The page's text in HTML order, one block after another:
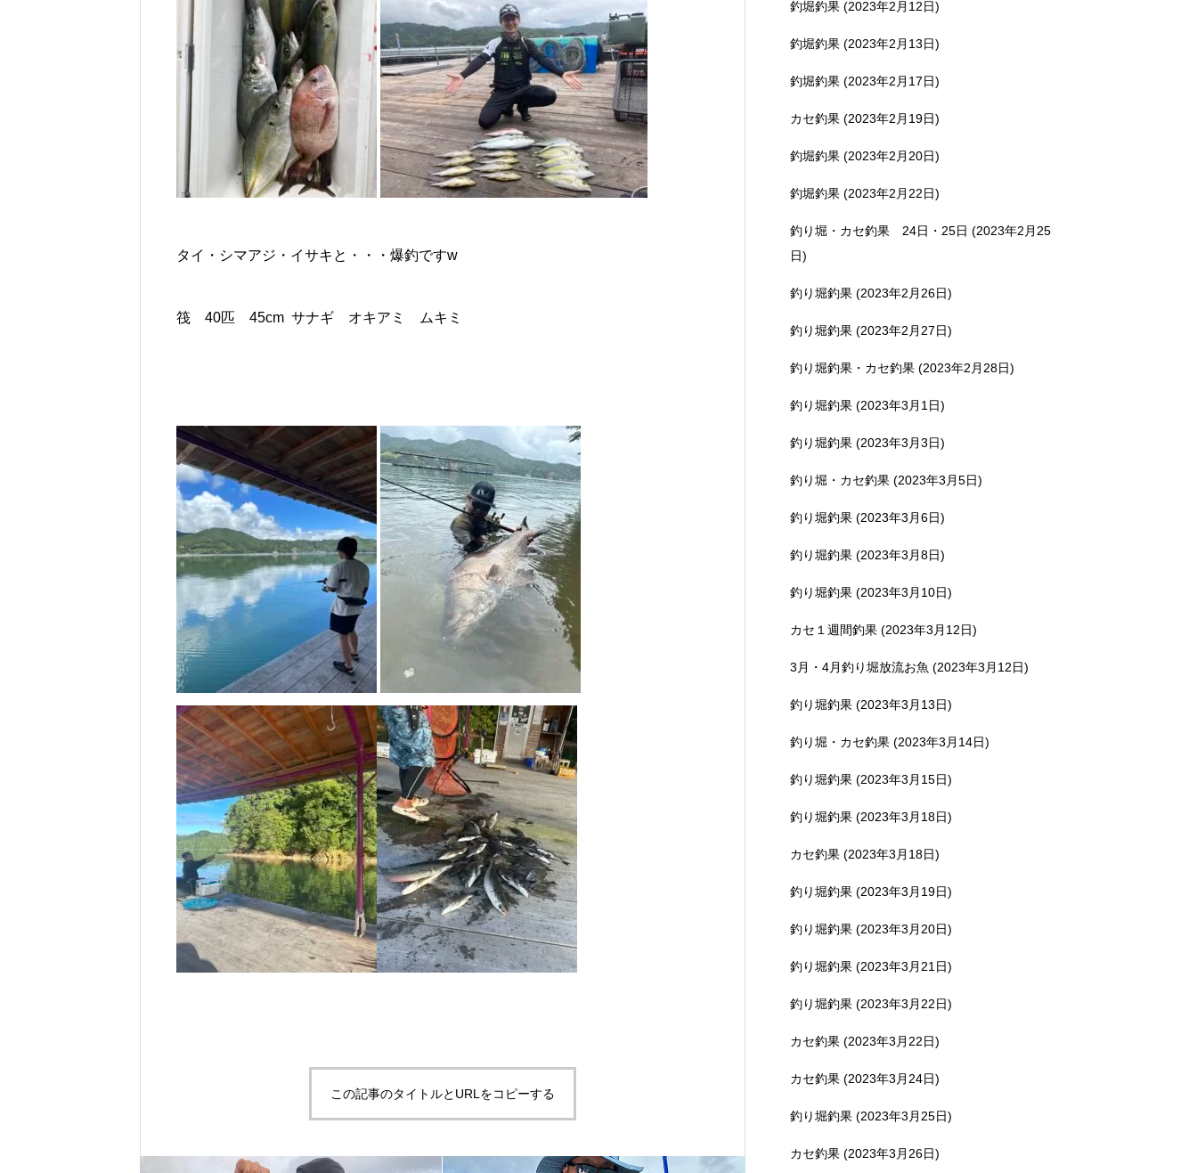
タイ・シマアジ・イサキと・・・爆釣ですw
筏 40匹 45cm サナギ オキアミ ムキミ
この記事のタイトルとURLをコピーする
釣堀釣果 (2023年2月12日)
釣堀釣果 (2023年2月13日)
釣堀釣果 (2023年2月17日)
カセ釣果 (2023年2月19日)
釣堀釣果 (2023年2月20日)
釣堀釣果 (2023年2月22日)
釣り堀・カセ釣果 24日・25日 (2023年2月25
日)
釣り堀釣果 (2023年2月26日)
釣り堀釣果 (2023年2月27日)
釣り堀釣果・カセ釣果 (2023年2月28日)
釣り堀釣果 (2023年3月1日)
釣り堀釣果 (2023年3月3日)
釣り堀・カセ釣果 (2023年3月5日)
釣り堀釣果 (2023年3月6日)
釣り堀釣果 (2023年3月8日)
釣り堀釣果 (2023年3月10日)
カセ１週間釣果 (2023年3月12日)
3月・4月釣り堀放流お魚 (2023年3月12日)
釣り堀釣果 (2023年3月13日)
釣り堀・カセ釣果 (2023年3月14日)
釣り堀釣果 (2023年3月15日)
釣り堀釣果 (2023年3月18日)
カセ釣果 (2023年3月18日)
釣り堀釣果 (2023年3月19日)
釣り堀釣果 (2023年3月20日)
釣り堀釣果 (2023年3月21日)
釣り堀釣果 (2023年3月22日)
カセ釣果 (2023年3月22日)
カセ釣果 (2023年3月24日)
釣り堀釣果 (2023年3月25日)
カセ釣果 (2023年3月26日)